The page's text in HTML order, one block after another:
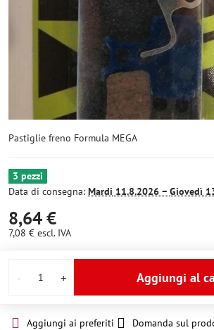
Pastiglie freno Formula MEGA
3 pezzi
Data di consegna: Mardi 11.8.2026 − Giovedì
8,64 €
7,08 € escl. IVA
Aggiungi al
Aggiungi ai preferiti Domanda sul